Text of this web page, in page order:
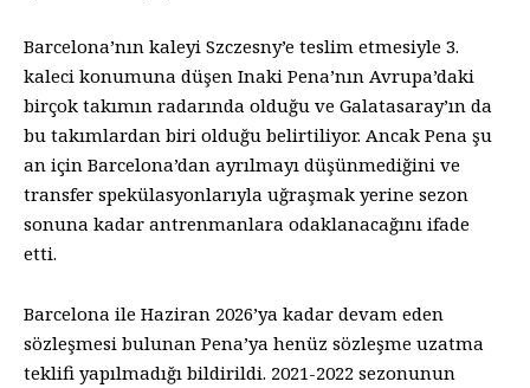
Barcelona’nın kaleyi Szczesny’e teslim etmesiyle 3.
kaleci konumuna düşen Inaki Pena’nın Avrupa’daki
birçok takımın radarında olduğu ve Galatasaray’ın da
bu takımlardan biri olduğu belirtiliyor. Ancak Pena şu
an için Barcelona’dan ayrılmayı düşünmediğini ve
transfer spekülasyonlarıyla uğraşmak yerine sezon
sonuna kadar antrenmanlara odaklanacağını ifade
etti.
Barcelona ile Haziran 2026’ya kadar devam eden
sözleşmesi bulunan Pena’ya henüz sözleşme uzatma
teklifi yapılmadığı bildirildi. 2021-2022 sezonunun